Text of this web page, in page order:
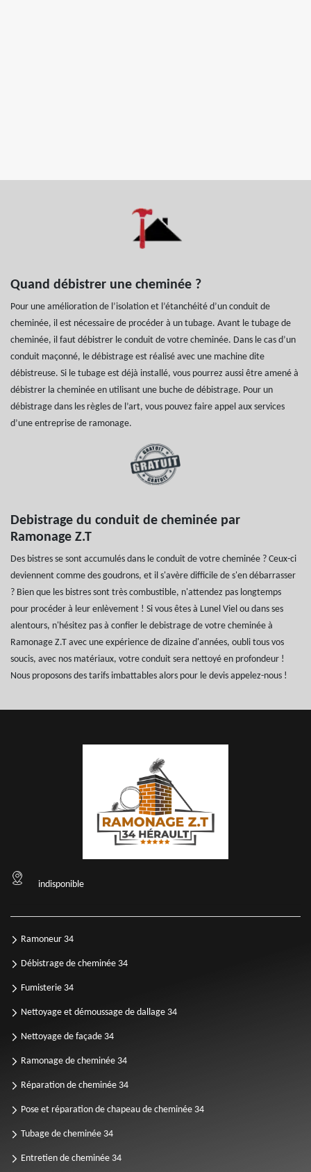
Quand débistrer une cheminée ?
Pour une amélioration de l’isolation et l’étanchéité d’un conduit de
cheminée, il est nécessaire de procéder à un tubage. Avant le tubage de
cheminée, il faut débistrer le conduit de votre cheminée. Dans le cas d’un
conduit maçonné, le débistrage est réalisé avec une machine dite
débistreuse. Si le tubage est déjà installé, vous pourrez aussi être amené à
débistrer la cheminée en utilisant une buche de débistrage. Pour un
débistrage dans les règles de l’art, vous pouvez faire appel aux services
d’une entreprise de ramonage.
Debistrage du conduit de cheminée par
Ramonage Z.T
Des bistres se sont accumulés dans le conduit de votre cheminée ? Ceux-ci
deviennent comme des goudrons, et il s'avère difficile de s'en débarrasser
? Bien que les bistres sont très combustible, n'attendez pas longtemps
pour procéder à leur enlèvement ! Si vous êtes à Lunel Viel ou dans ses
alentours, n'hésitez pas à confier le debistrage de votre cheminée à
Ramonage Z.T avec une expérience de dizaine d'années, oubli tous vos
soucis, avec nos matériaux, votre conduit sera nettoyé en profondeur !
Nous proposons des tarifs imbattables alors pour le devis appelez-nous !
indisponible
Ramoneur 34
Débistrage de cheminée 34
Fumisterie 34
Nettoyage et démoussage de dallage 34
Nettoyage de façade 34
Ramonage de cheminée 34
Réparation de cheminée 34
Pose et réparation de chapeau de cheminée 34
Tubage de cheminée 34
Entretien de cheminée 34